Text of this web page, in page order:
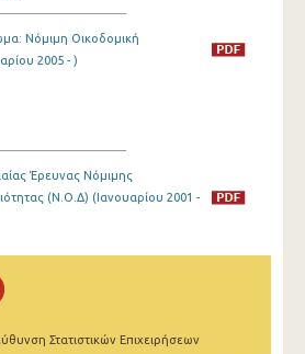
2025
Νόμιμη Οικοδομική
2005 - )
Έρευνας Νόμιμης
(Ν.Ο.Δ) (Ιανουαρίου 2001 -
Στατιστικών Επιχειρήσεων